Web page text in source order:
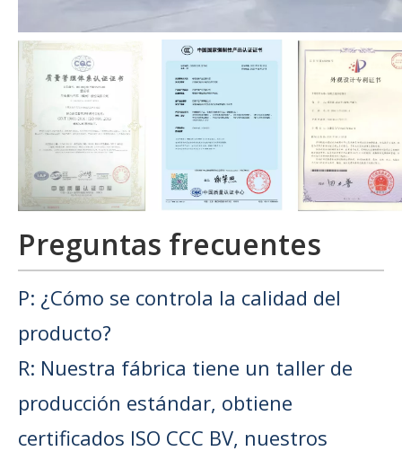
Preguntas frecuentes
P: ¿Cómo se controla la calidad del
producto?
R: Nuestra fábrica tiene un taller de
producción estándar, obtiene
certificados ISO CCC BV, nuestros